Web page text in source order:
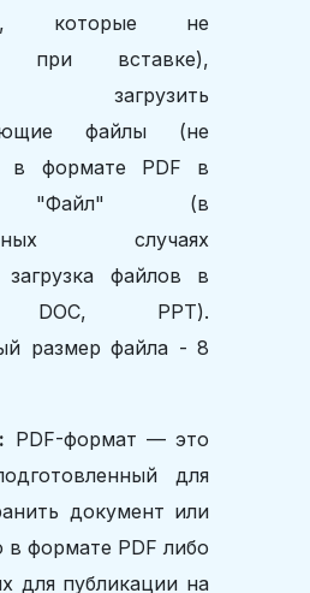
которые не
при вставке),
загрузить
файлы (не
в формате PDF в
"Файл" (в
случаях
загрузка файлов в
DOC, PPT).
размер файла - 8
PDF-формат — это
для
документ или
в формате PDF либо
для публикации на